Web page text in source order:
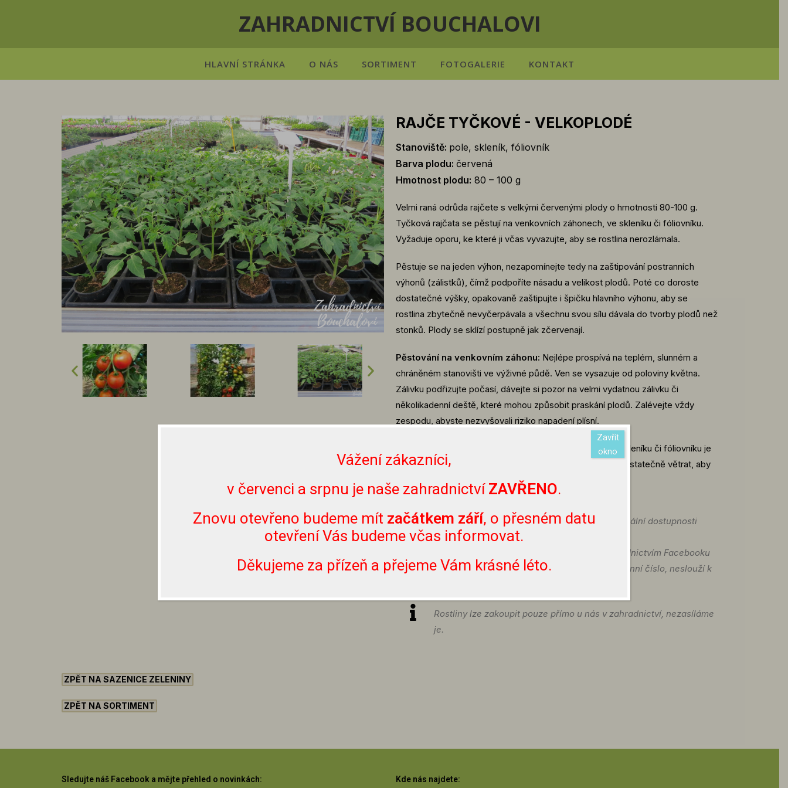
ZAHRADNICTVÍ BOUCHALOVI
HLAVNÍ STRÁNKA O NÁS SORTIMENT FOTOGALERIE KONTAKT
RAJČE TYČKOVÉ - VELKOPLODÉ
Stanoviště: pole, skleník, fóliovník
Barva plodu: červená
Hmotnost plodu: 80 – 100 g
Velmi raná odrůda rajčete s velkými červenými plody o hmotnosti 80-100 g.
Tyčková rajčata se pěstují na venkovních záhonech, ve skleníku či fóliovníku.
Vyžaduje oporu, ke které ji včas vyvazujte, aby se rostlina nerozlámala.
Pěstuje se na jeden výhon, nezapomínejte tedy na zaštipování postranních
výhonů (zálistků), čímž podpoříte násadu a velikost plodů. Poté co doroste
dostatečné výšky, opakovaně zaštipujte i špičku hlavního výhonu, aby se
rostlina zbytečně nevyčerpávala a všechnu svou sílu dávala do tvorby plodů než
stonků. Plody se sklízí postupně jak zčervenají.
Pěstování na venkovním záhonu: Nejlépe prospívá na teplém, slunném a
chráněném stanovišti ve výživné půdě. Ven se vysazuje od poloviny května.
Zálivku podřizujte počasí, dávejte si pozor na velmi vydatnou zálivku či
několikadenní deště, které mohou způsobit praskání plodů. Zalévejte vždy
zespodu, abyste nezvyšovali riziko napadení plísní.
Při pěstování ve skleníku či fóliovníku je
důležité regulovat teplotu – za slunečných dnů je nutné dostatečně větrat, aby
Rostlina nemusí být aktuálně dostupná.
O aktuální dostupnosti
rostlin se můžete informovat na emailu
info@zahradnictvibouchalovi.cz nebo prostřednictvím Facebooku
či Instagramu. Nevolejte prosím na naše telefonní číslo, neslouží k
Rostliny lze zakoupit pouze přímo u nás v zahradnictví, nezasíláme
je.
ZPĚT NA SAZENICE ZELENINY
ZPĚT NA SORTIMENT
Sledujte náš Facebook a mějte přehled o novinkách: Kde nás najdete:
Vážení zákazníci,
v červenci a srpnu je naše zahradnictví ZAVŘENO.
Znovu otevřeno budeme mít začátkem září, o přesném datu
otevření Vás budeme včas informovat.
Děkujeme za přízeň a přejeme Vám krásné léto.
Zavřít
okno